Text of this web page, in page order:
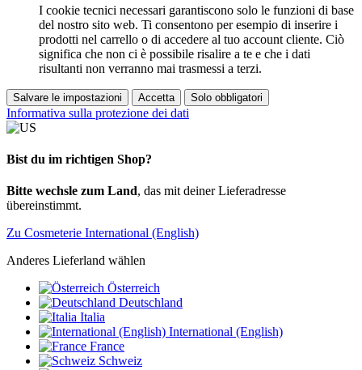
I cookie tecnici necessari garantiscono solo le funzioni di base
del nostro sito web. Ti consentono per esempio di inserire i
prodotti nel carrello o di accedere al tuo account cliente. Ciò
significa che non ci è possibile risalire a te e che i dati
risultanti non verranno mai trasmessi a terzi.
Salvare le impostazioni Accetta Solo obbligatori
Informativa sulla protezione dei dati
Bist du im richtigen Shop?
Bitte wechsle zum Land, das mit deiner Lieferadresse
übereinstimmt.
Zu Cosmeterie International (English)
Anderes Lieferland wählen
Österreich
Deutschland
Italia
International (English)
France
Schweiz